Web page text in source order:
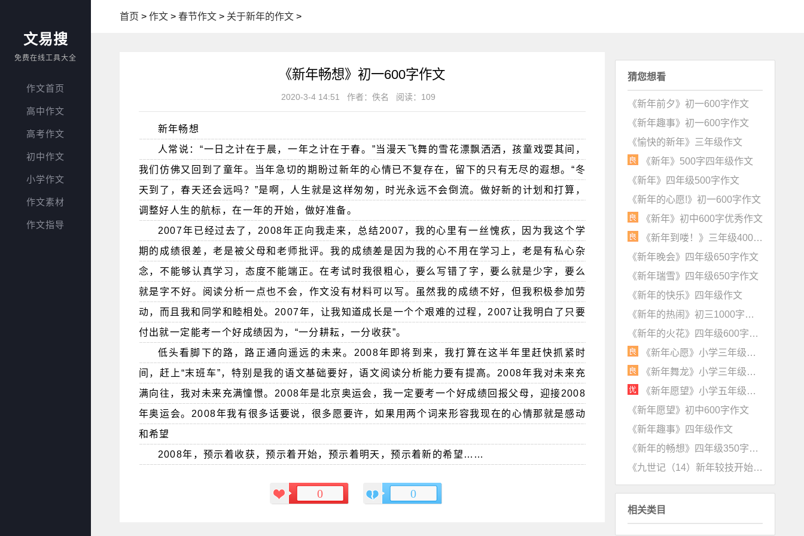
文易搜
免费在线工具大全
作文首页
高中作文
高考作文
初中作文
小学作文
作文素材
作文指导
首页 > 作文> 春节作文> 关于新年的作文>
《新年畅想》初一600字作文
2020-3-4 14:51 作者：佚名 阅读：109
新年畅想
人常说：“一日之计在于晨，一年之计在于春。”当漫天飞舞的雪花漂飘洒洒，孩童戏耍其间，
我们仿佛又回到了童年。当年急切的期盼过新年的心情已不复存在，留下的只有无尽的遐想。“冬
天到了，春天还会远吗？”是啊，人生就是这样匆匆，时光永远不会倒流。做好新的计划和打算，
调整好人生的航标，在一年的开始，做好准备。
2007年已经过去了，2008年正向我走来，总结2007，我的心里有一丝愧疚，因为我这个学
期的成绩很差，老是被父母和老师批评。我的成绩差是因为我的心不用在学习上，老是有私心杂
念，不能够认真学习，态度不能端正。在考试时我很粗心，要么写错了字，要么就是少字，要么
就是字不好。阅读分析一点也不会，作文没有材料可以写。虽然我的成绩不好，但我积极参加劳
动，而且我和同学和睦相处。2007年，让我知道成长是一个个艰难的过程，2007让我明白了只要
付出就一定能考一个好成绩因为，“一分耕耘，一分收获”。
低头看脚下的路，路正通向遥远的未来。2008年即将到来，我打算在这半年里赶快抓紧时
间，赶上“末班车”，特别是我的语文基础要好，语文阅读分析能力要有提高。2008年我对未来充
满向往，我对未来充满憧憬。2008年是北京奥运会，我一定要考一个好成绩回报父母，迎接2008
年奥运会。2008年我有很多话要说，很多愿要许，如果用两个词来形容我现在的心情那就是感动
和希望
2008年，预示着收获，预示着开始，预示着明天，预示着新的希望……
0 0
猜您想看
《新年前夕》初一600字作文
《新年趣事》初一600字作文
《愉快的新年》三年级作文
《新年》500字四年级作文
《新年》四年级500字作文
《新年的心愿!》初一600字作文
《新年》初中600字优秀作文
《新年到喽！》三年级400字作文
《新年晚会》四年级650字作文
《新年瑞雪》四年级650字作文
《新年的快乐》四年级作文
《新年的热闹》初三1000字作文
《新年的火花》四年级600字作文
《新年心愿》小学三年级优秀作文
《新年舞龙》小学三年级作文
《新年愿望》小学五年级优秀作文
《新年愿望》初中600字作文
《新年趣事》四年级作文
《新年的畅想》四年级350字作文
《九世记（14）新年较技开始》初三1600字作文
相关类目